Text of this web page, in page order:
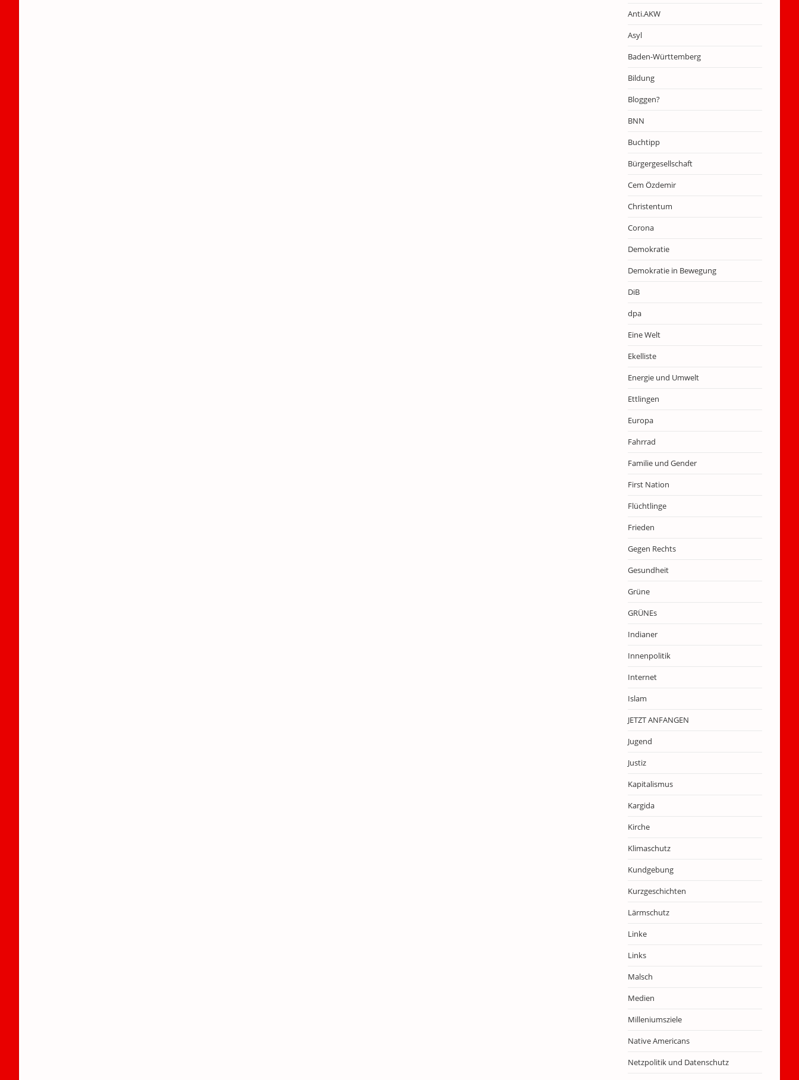
Anti.AKW
Asyl
Baden-Württemberg
Bildung
Bloggen?
BNN
Buchtipp
Bürgergesellschaft
Cem Özdemir
Christentum
Corona
Demokratie
Demokratie in Bewegung
DiB
dpa
Eine Welt
Ekelliste
Energie und Umwelt
Ettlingen
Europa
Fahrrad
Familie und Gender
First Nation
Flüchtlinge
Frieden
Gegen Rechts
Gesundheit
Grüne
GRÜNEs
Indianer
Innenpolitik
Internet
Islam
JETZT ANFANGEN
Jugend
Justiz
Kapitalismus
Kargida
Kirche
Klimaschutz
Kundgebung
Kurzgeschichten
Lärmschutz
Linke
Links
Malsch
Medien
Milleniumsziele
Native Americans
Netzpolitik und Datenschutz